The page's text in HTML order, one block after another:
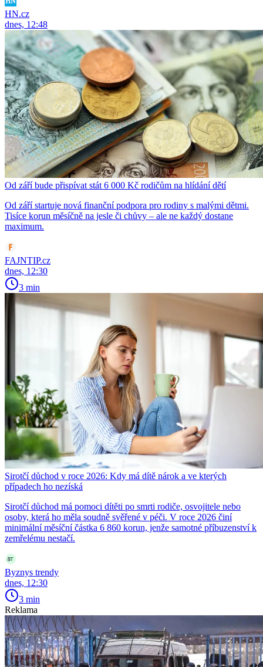
HN.cz
dnes, 12:48
Od září bude přispívat stát 6 000 Kč rodičům na hlídání dětí
Od září startuje nová finanční podpora pro rodiny s malými dětmi.
Tisíce korun měsíčně na jesle či chůvy – ale ne každý dostane
maximum.
FAJNTIP.cz
dnes, 12:30
3 min
Sirotčí důchod v roce 2026: Kdy má dítě nárok a ve kterých
případech ho nezíská
Sirotčí důchod má pomoci dítěti po smrti rodiče, osvojitele nebo
osoby, která ho měla soudně svěřené v péči. V roce 2026 činí
minimální měsíční částka 6 860 korun, jenže samotné příbuzenství k
zemřelému nestačí.
Byznys trendy
dnes, 12:30
3 min
Reklama